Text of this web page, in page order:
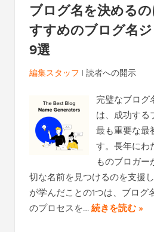
ブログ名を決める
すすめのブログ名
9選
編集スタッフ | 読者への開示
完璧なブログ
は、成功する
最も重要な最
す。長年にわ
ものブロガ
切な名前を見つけるのを支援
が学んだことの1つは、ブログ
のプロセスを…続きを読む »